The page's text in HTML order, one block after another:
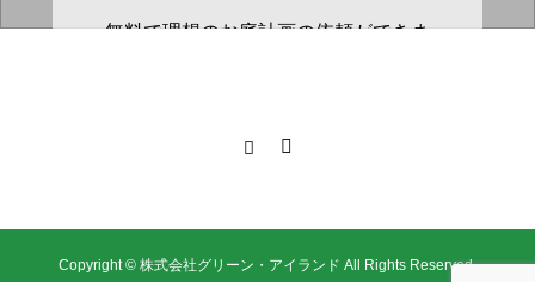
無料で理想のお庭計画の依頼ができま
無料依頼をする
Copyright © 株式会社グリーン・アイランド All Rights Reserved.